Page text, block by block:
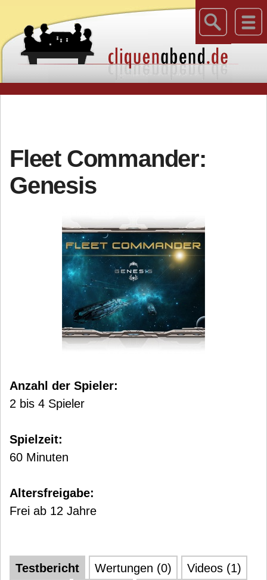
Fleet Commander:
Genesis
Anzahl der Spieler:
2 bis 4 Spieler
Spielzeit:
60 Minuten
Altersfreigabe:
Frei ab 12 Jahre
Testbericht Wertungen (0)
Videos (1)